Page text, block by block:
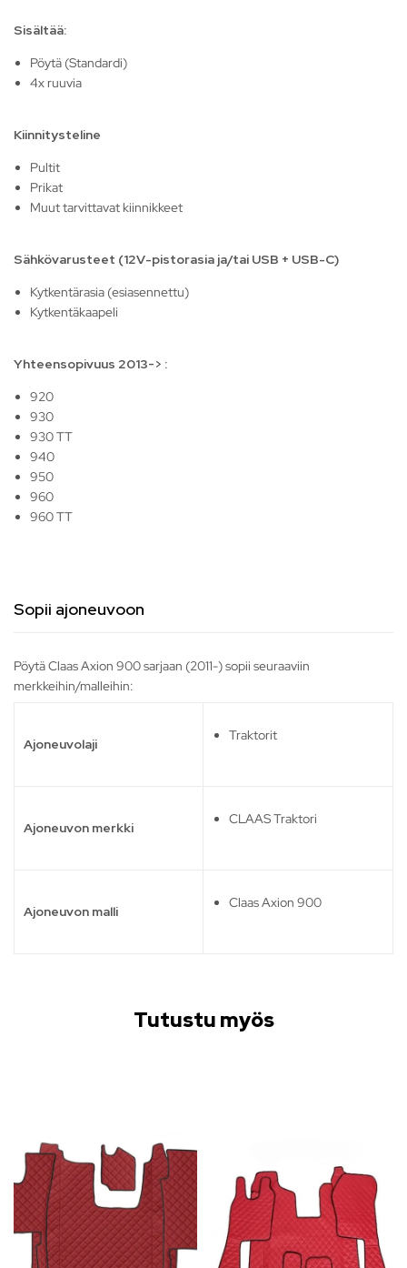
Sisältää:
Pöytä (Standardi)
4x ruuvia
Kiinnitysteline
Pultit
Prikat
Muut tarvittavat kiinnikkeet
Sähkövarusteet (12V-pistorasia ja/tai USB + USB-C)
Kytkentärasia (esiasennettu)
Kytkentäkaapeli
Yhteensopivuus 2013-> :
920
930
930 TT
940
950
960
960 TT
Sopii ajoneuvoon
Pöytä Claas Axion 900 sarjaan (2011-) sopii seuraaviin
merkkeihin/malleihin:
Ajoneuvolaji
Traktorit
Ajoneuvon merkki
CLAAS Traktori
Ajoneuvon malli
Claas Axion 900
Tutustu myös